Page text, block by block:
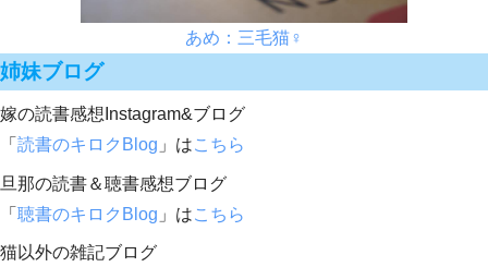
あめ：三毛猫♀
姉妹ブログ
嫁の読書感想Instagram&ブログ
「 読書のキロクBlog 」はこちら
旦那の読書＆聴書感想ブログ
「 聴書のキロクBlog 」はこちら
猫以外の雑記ブログ